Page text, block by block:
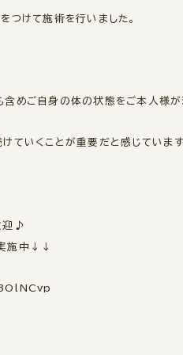
つけて施術を行いました。
含めご自身の体の状態をご本人様が
ていくことが重要だと感じています
迎♪
施中↓↓